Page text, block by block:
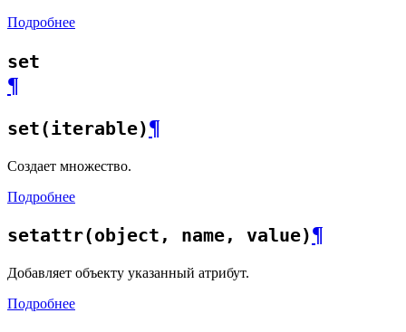
Подробнее
set
¶
set(iterable)¶
Создает множество.
Подробнее
setattr(object, name, value)¶
Добавляет объекту указанный атрибут.
Подробнее